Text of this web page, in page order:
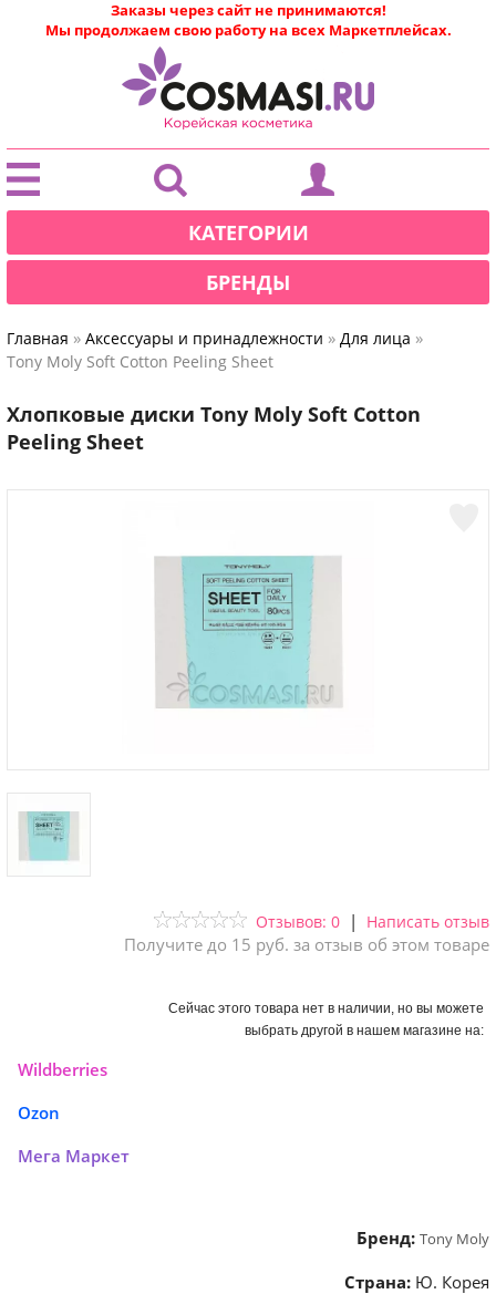
|
Заказы через сайт не принимаются!
Мы продолжаем свою работу на всех Маркетплейсах.
КАТЕГОРИИ
БРЕНДЫ
Главная » Аксессуары и принадлежности » Для лица »
Tony Moly Soft Cotton Peeling Sheet
Хлопковые диски Tony Moly Soft Cotton
Peeling Sheet
Отзывов: 0 | Написать отзыв
Получите до 15 руб. за отзыв об этом товаре
Сейчас этого товара нет в наличии, но вы можете
выбрать другой в нашем магазине на:
Wildberries
Ozon
Мега Маркет
Бренд: Tony Moly
Страна: Ю. Корея